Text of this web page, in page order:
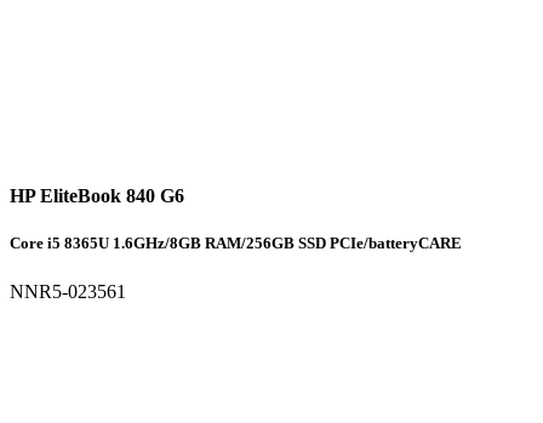
HP EliteBook 840 G6
Core i5 8365U 1.6GHz/8GB RAM/256GB SSD PCIe/batteryCARE
NNR5-023561